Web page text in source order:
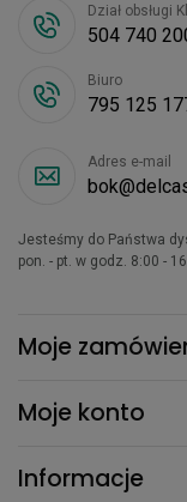
Moje
Moje konto
Informacje
Dział obsługi
504 740
Biuro
795 125
Adres e-mail
Jesteśmy do Państwa
pon. - pt. w godz. 8:00 -